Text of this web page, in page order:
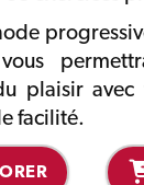
vous
plaisir
facilité.